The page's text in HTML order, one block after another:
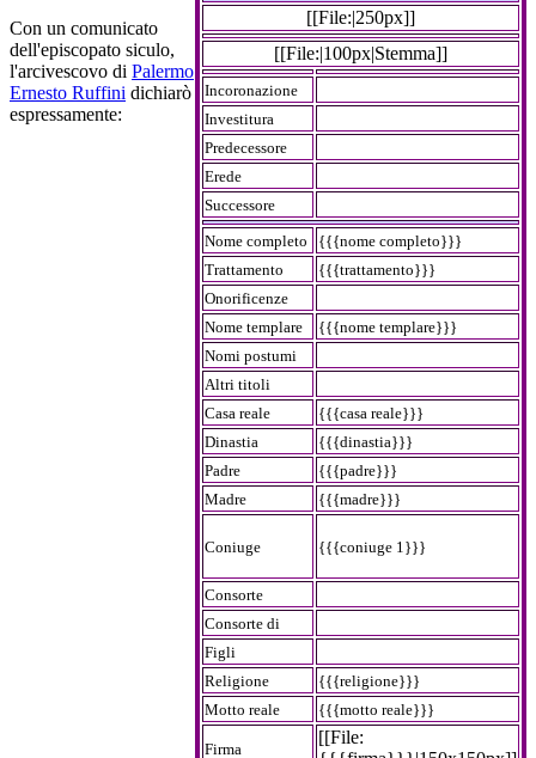
[[File:|250px]]
[[File:|100px|Stemma]]
Incoronazione
Investitura
Predecessore
Erede
Successore
Nome completo
{{{nome completo}}}
Trattamento
{{{trattamento}}}
Onorificenze
Nome templare
{{{nome templare}}}
Nomi postumi
Altri titoli
Casa reale
{{{casa reale}}}
Dinastia
{{{dinastia}}}
Padre
{{{padre}}}
Madre
{{{madre}}}
Coniuge {{{coniuge 1}}}
Consorte
Consorte di
Figli
Religione
{{{religione}}}
Motto reale
{{{motto reale}}}
Firma
[[File:
Con un comunicato
dell'episcopato siculo,
l'arcivescovo di Palermo
Ernesto Ruffini dichiarò
espressamente: